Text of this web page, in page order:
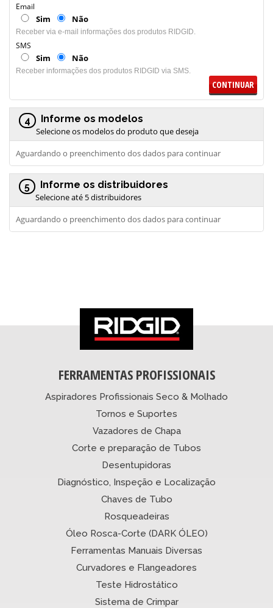
Email
Sim Não
Receber via e-mail informações dos produtos RIDGID.
SMS
Sim Não
Receber informações dos produtos RIDGID via SMS.
CONTINUAR
4 Informe os modelos
Selecione os modelos do produto que deseja
Aguardando o preenchimento dos dados para continuar
5 Informe os distribuidores
Selecione até 5 distribuidores
Aguardando o preenchimento dos dados para continuar
FERRAMENTAS PROFISSIONAIS
Aspiradores Profissionais Seco & Molhado
Tornos e Suportes
Vazadores de Chapa
Corte e preparação de Tubos
Desentupidoras
Diagnóstico, Inspeção e Localização
Chaves de Tubo
Rosqueadeiras
Óleo Rosca-Corte (DARK ÓLEO)
Ferramentas Manuais Diversas
Curvadores e Flangeadores
Teste Hidrostático
Sistema de Crimpar